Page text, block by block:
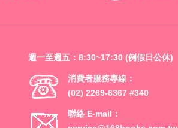
週一至週五：8:30~17:30 (例假日公休)
消費者服務專線：
(02) 2269-6367 #340
聯絡 E-mail：